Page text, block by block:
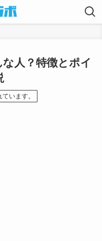
人？特徴とポイ
います。